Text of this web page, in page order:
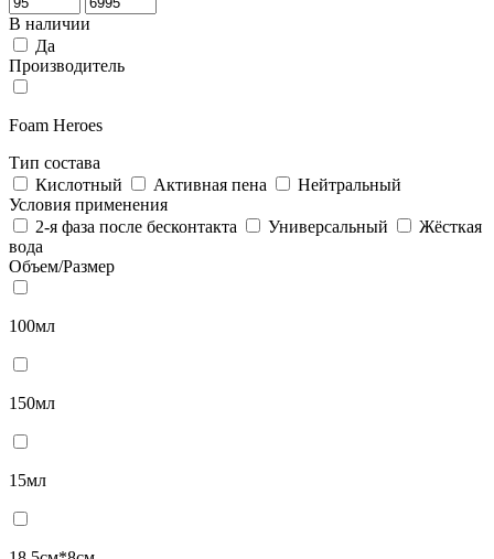
В наличии
Да
Производитель
Foam Heroes
Тип состава
Кислотный
Активная пена
Нейтральный
Условия применения
2-я фаза после бесконтакта
Универсальный
Жёсткая
вода
Объем/Размер
100мл
150мл
15мл